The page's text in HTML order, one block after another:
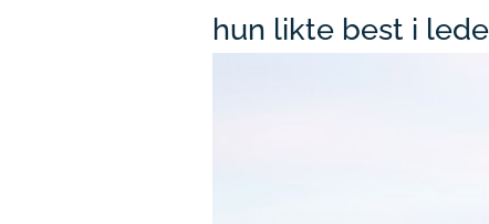
hun likte best i